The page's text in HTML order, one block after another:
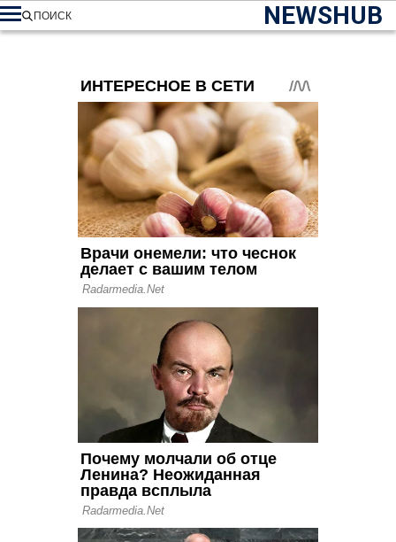
NEWSHUB
ПОИСК